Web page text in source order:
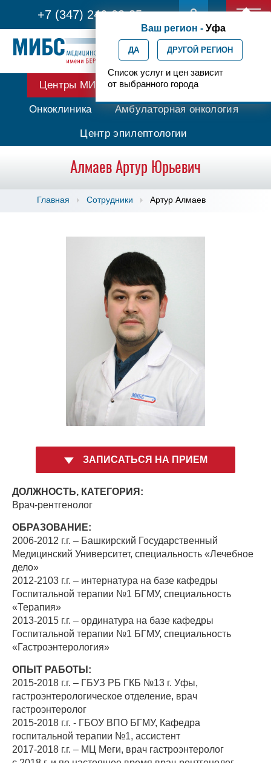
+7 (347) 246-03-35
Ваш регион - Уфа
ДА ДРУГОЙ РЕГИОН
Список услуг и цен зависит
от выбранного города
Центры МИБС Протонная терапия
Онкоклиника Амбулаторная онкология
Центр эпилептологии
Алмаев Артур Юрьевич
Главная Сотрудники Артур Алмаев
ЗАПИСАТЬСЯ НА ПРИЕМ
ДОЛЖНОСТЬ, КАТЕГОРИЯ:
Врач-рентгенолог
ОБРАЗОВАНИЕ:
2006-2012 г.г. – Башкирский Государственный
Медицинский Университет, специальность «Лечебное
дело»
2012-2103 г.г. – интернатура на базе кафедры
Госпитальной терапии №1 БГМУ, специальность
«Терапия»
2013-2015 г.г. – ординатура на базе кафедры
Госпитальной терапии №1 БГМУ, специальность
«Гастроэнтерология»
ОПЫТ РАБОТЫ:
2015-2018 г.г. – ГБУЗ РБ ГКБ №13 г. Уфы,
гастроэнтерологическое отделение, врач
гастроэнтеролог
2015-2018 г.г. - ГБОУ ВПО БГМУ, Кафедра
госпитальной терапии №1, ассистент
2017-2018 г.г. – МЦ Меги, врач гастроэнтеролог